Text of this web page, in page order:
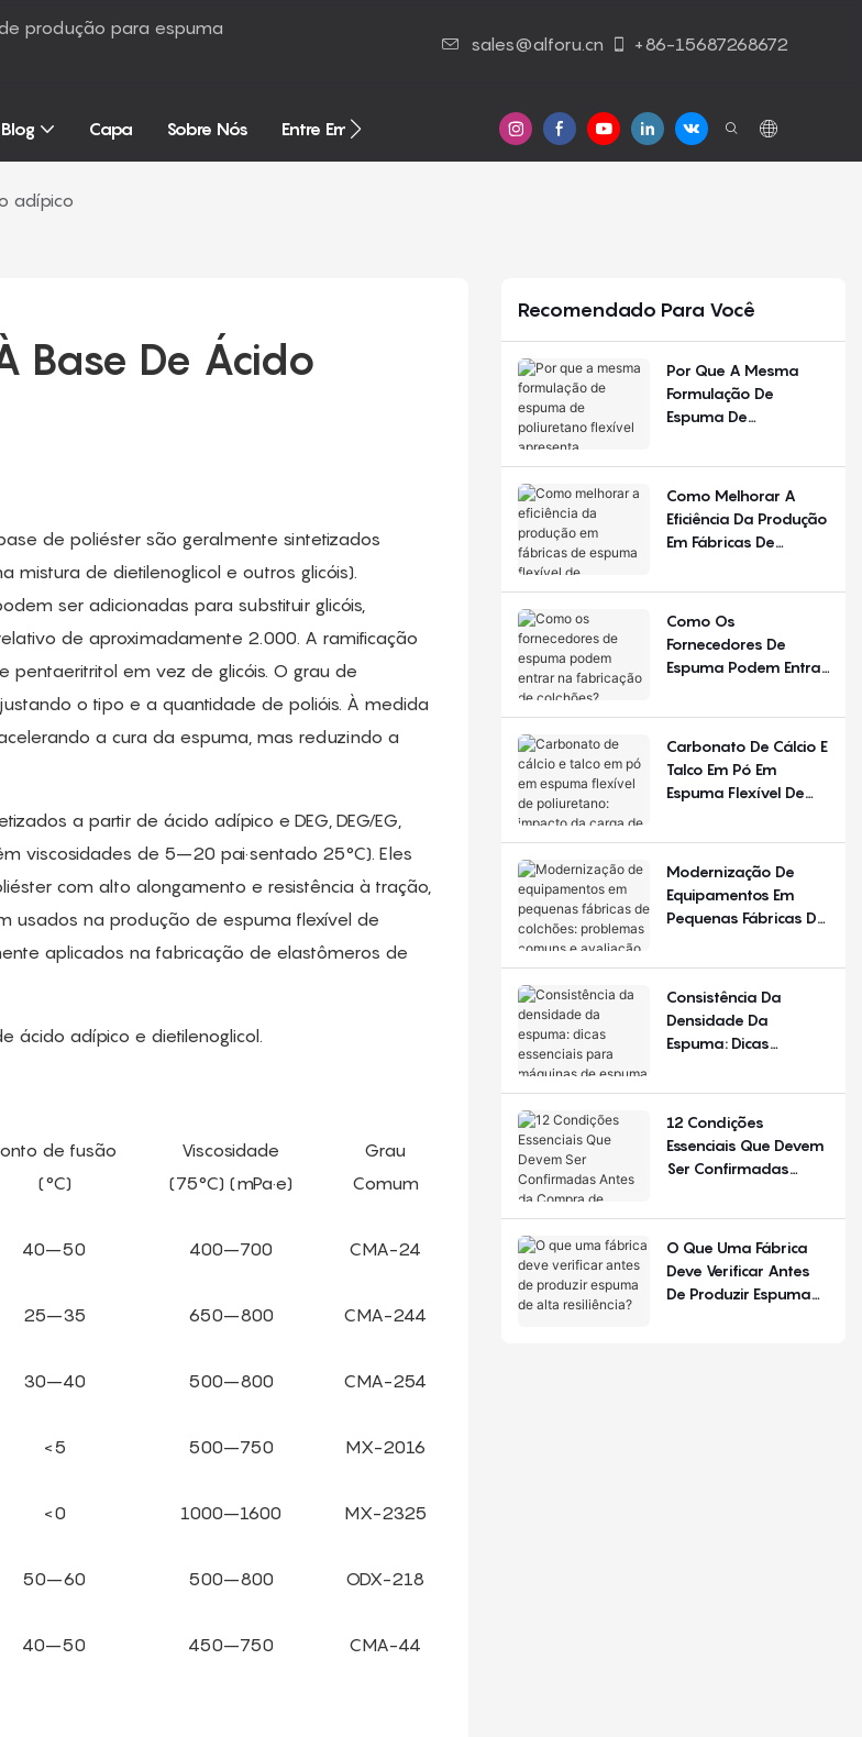
produção para espuma
sales@alforu.cn +86-15687268672
Blog Capa Sobre Nós Entre Em Contato Conosco
adípico
Base De Ácido
de poliéster são geralmente sintetizados
de dietilenoglicol e outros glicóis).
ser adicionadas para substituir glicóis,
de aproximadamente 2.000. A ramificação
em vez de glicóis. O grau de
o tipo e a quantidade de polióis. À medida
a cura da espuma, mas reduzindo a
a partir de ácido adípico e DEG, DEG/EG,
viscosidades de 5–20 pai·sentado 25°C). Eles
com alto alongamento e resistência à tração,
usados ​​na produção de espuma flexível de
aplicados na fabricação de elastômeros de
ácido adípico e dietilenoglicol.
de fusão
(°C)
Viscosidade
(75°C) (mPa·e)
Grau
Comum
40–50 400–700 CMA-24
25–35 650–800 CMA-244
30–40 500–800 CMA-254
<5 500–750 MX-2016
<0 1000–1600 MX-2325
50–60 500–800 ODX-218
40–50 450–750 CMA-44
Recomendado Para Você
Por Que A Mesma
Formulação De
Espuma De
Apresenta
Diferente Em
Diferentes Estações
Como Melhorar A
Eficiência Da Produção
Em Fábricas De
Poliuretano?
Como Os
Fornecedores De
Espuma Podem Entrar
Colchões?
Carbonato De Cálcio E
Talco Em Pó Em
Espuma Flexível De
Da Carga De
Modernização De
Equipamentos Em
Pequenas Fábricas De
Comuns E Avaliação
De Configuração.
Consistência Da
Densidade Da
Espuma: Dicas
Máquinas De Espuma
De Poliuretano
12 Condições
Essenciais Que Devem
Ser Confirmadas
Equipamentos Para
O Que Uma Fábrica
Deve Verificar Antes
De Produzir Espuma